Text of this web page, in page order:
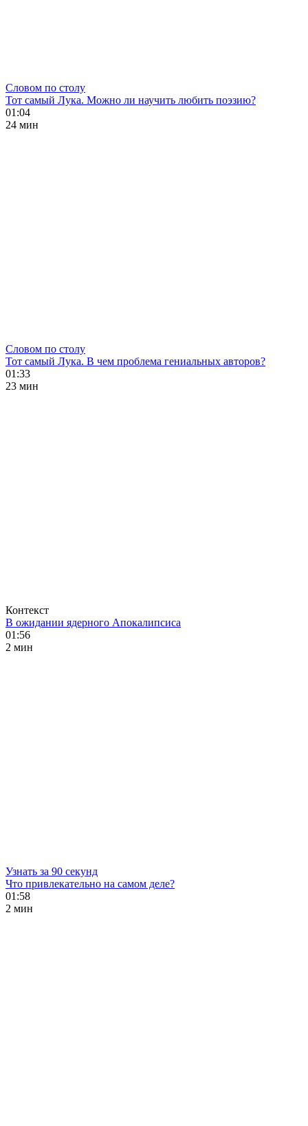
Словом по столу
Тот самый Лука. Можно ли научить любить поэзию?
01:04
24 мин
Словом по столу
Тот самый Лука. В чем проблема гениальных авторов?
01:33
23 мин
Контекст
В ожидании ядерного Апокалипсиса
01:56
2 мин
Узнать за 90 секунд
Что привлекательно на самом деле?
01:58
2 мин